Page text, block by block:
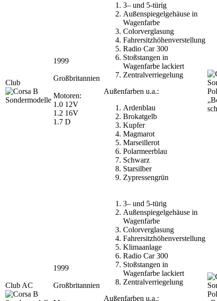
Club
1999
Großbritannien
Motoren:
1.0 12V
1.2 16V
1.7 D
3– und 5-türig
Außenspiegelgehäuse in
Wagenfarbe
Colorverglasung
Fahrersitzhöhenverstellung
Radio Car 300
Stoßstangen in
Wagenfarbe lackiert
Zentralverriegelung
Außenfarben u.a.:
Ardenblau
Brokatgelb
Kupfer
Magmarot
Marseillerot
Polarmeerblau
Schwarz
Starsilber
Zypressengrün
Club AC
1999
Großbritannien
3– und 5-türig
Außenspiegelgehäuse in
Wagenfarbe
Colorverglasung
Fahrersitzhöhenverstellung
Klimaanlage
Radio Car 300
Stoßstangen in
Wagenfarbe lackiert
Zentralverriegelung
Außenfarben u.a.: